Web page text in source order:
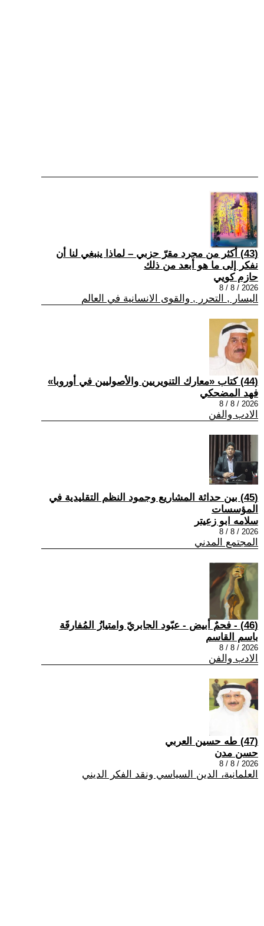
(43) أكثر من مجرد مقرّ حزبي – لماذا ينبغي لنا أن
نفكر إلى ما هو أبعد من ذلك
حازم كويي
2026 / 8 / 8
اليسار , التحرر , والقوى الانسانية في العالم
(44) كتاب «معارك التنويريين والأصوليين في أوروبا»
فهد المضحكي
2026 / 8 / 8
الادب والفن
(45) بين حداثة المشاريع وجمود النظم التقليدية في
المؤسسات
سلامه ابو زعيتر
2026 / 8 / 8
المجتمع المدني
(46) - فحمٌ أبيض - عبّود الجابريّ وامتيازُ المُفارقَة
باسم القاسم
2026 / 8 / 8
الادب والفن
(47) طه حسين العربي
حسن مدن
2026 / 8 / 8
العلمانية، الدين السياسي ونقد الفكر الديني